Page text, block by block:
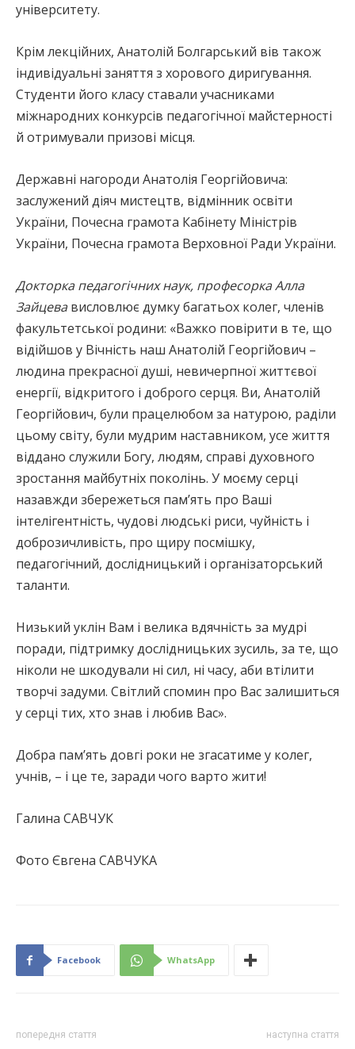
університету.
Крім лекційних, Анатолій Болгарський вів також
індивідуальні заняття з хорового диригування.
Студенти його класу ставали учасниками
міжнародних конкурсів педагогічної майстерності
й отримували призові місця.
Державні нагороди Анатолія Георгійовича:
заслужений діяч мистецтв, відмінник освіти
України, Почесна грамота Кабінету Міністрів
України, Почесна грамота Верховної Ради України.
Докторка педагогічних наук, професорка Алла
Зайцевависловлює думку багатьох колег, членів
факультетської родини: «Важко повірити в те, що
відійшов у Вічність наш Анатолій Георгійович –
людина прекрасної душі, невичерпної життєвої
енергії, відкритого і доброго серця. Ви, Анатолій
Георгійович, були працелюбом за натурою, раділи
цьому світу, були мудрим наставником, усе життя
віддано служили Богу, людям, справі духовного
зростання майбутніх поколінь. У моєму серці
назавжди збережеться пам’ять про Ваші
інтелігентність, чудові людські риси, чуйність і
доброзичливість, про щиру посмішку,
педагогічний, дослідницький і організаторський
таланти.
Низький уклін Вам і велика вдячність за мудрі
поради, підтримку дослідницьких зусиль, за те, що
ніколи не шкодували ні сил, ні часу, аби втілити
творчі задуми. Світлий спомин про Вас залишиться
у серці тих, хто знав і любив Вас».
Добра пам’ять довгі роки не згасатиме у колег,
учнів, – і це те, заради чого варто жити!
Галина САВЧУК
Фото Євгена САВЧУКА
Facebook WhatsApp
попередня стаття наступна стаття